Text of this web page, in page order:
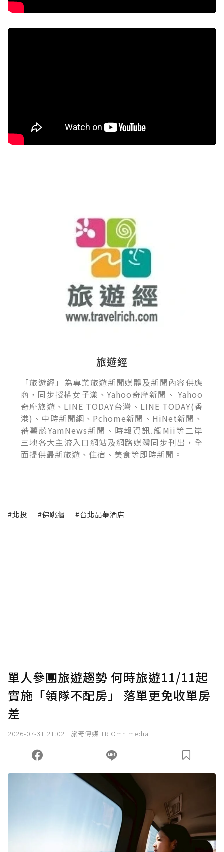
旅遊經
「旅遊經」為專業旅遊新聞媒體及新聞內容供應
商，同步授權女子漾、Yahoo奇摩新聞、 Yahoo
奇摩旅遊、LINE TODAY台灣、LINE TODAY(香
港)、中時新聞網、Pchome新聞、HiNet新聞、
蕃薯藤YamNews新聞、時報資訊.觸Mii等二岸
三地各大主流入口網站及網路媒體同步刊出，全
面提供最新旅遊、住宿、美食等即時新聞。
#北投 #佛跳牆 #台北晶華酒店
單人參團旅遊趨勢 何時旅遊11/11起
實施「領隊不配房」 落單更免收單房
差
2026-07-31 21:02 旅奇傳媒 TR Omnimedia